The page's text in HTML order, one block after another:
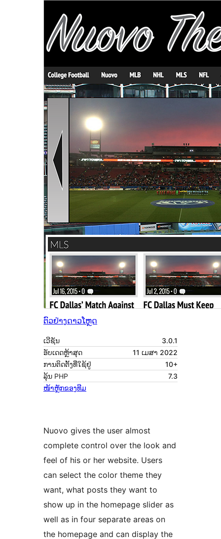
ຕົວຢ່າງດາວໂຫຼດ
ເວີຊັນ
3.0.1
ອັບເດດຫຼ້າສຸດ
11 ເມສາ 2022
ການຕິດຕັ້ງທີ່ໃຊ້ຢູ່
10+
ລຸ້ນ PHP
7.3
ໜ້າຫຼັກຂອງທີມ
Nuovo gives the user almost
complete control over the look and
feel of his or her website. Users
can select the color theme they
want, what posts they want to
show up in the homepage slider as
well as in four separate areas on
the homepage and can display the